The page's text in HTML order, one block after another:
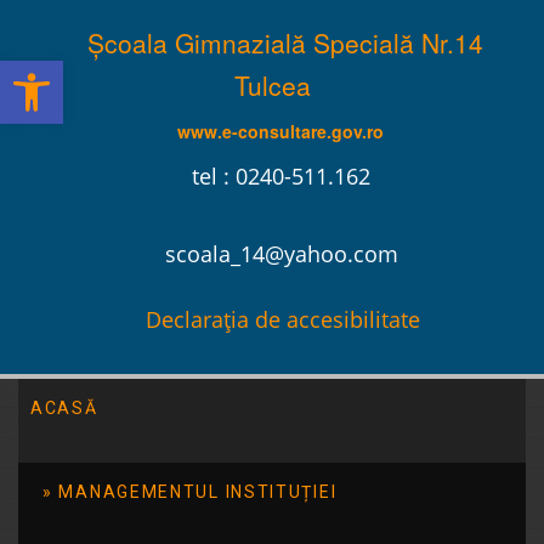
Școala Gimnazială Specială Nr.14
Tulcea
www.e-consultare.gov.ro
tel : 0240-511.162
scoala_14@yahoo.com
Declarația de accesibilitate
ACASĂ
MANAGEMENTUL INSTITUȚIEI
Deschide bara de unelte